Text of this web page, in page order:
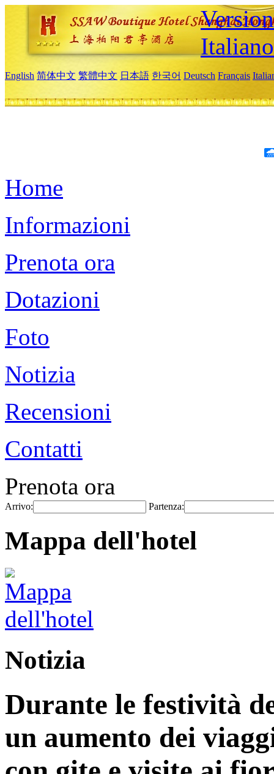
Italiano
English 简体中文 繁體中文 日本語 한국어 Deutsch Français
Home
Informazioni
Prenota ora
Dotazioni
Foto
Notizia
Recensioni
Contatti
Prenota ora
Arrivo: Partenza:
Mappa dell'hotel
Notizia
Durante le festività
un aumento dei